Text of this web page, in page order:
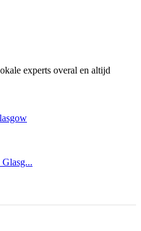
experts overal en altijd